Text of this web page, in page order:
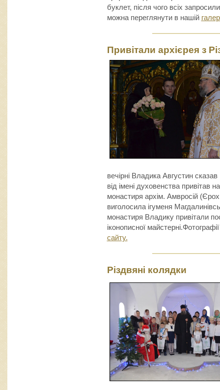
буклет, після чого всіх
можна переглянути в нашій
Привітали архієрея з
вечірні Владика Августин
від імені духовенства привітав
монастиря архім. Амвросій
виголосила ігуменя
монастиря Владику привітали
іконописної
сайту.
Різдвяні колядки